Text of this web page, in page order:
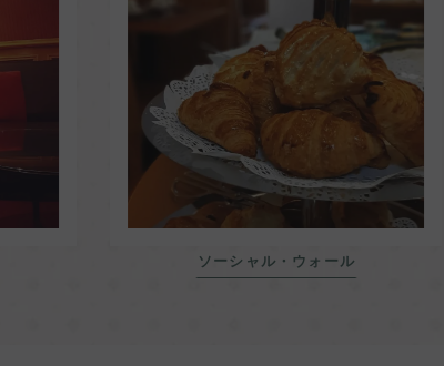
ソーシャル・ウォール